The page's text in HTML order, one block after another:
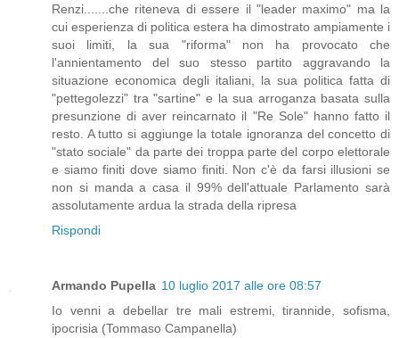
Renzi.......che riteneva di essere il "leader maximo" ma la
cui esperienza di politica estera ha dimostrato ampiamente i
suoi limiti, la sua "riforma" non ha provocato che
l'annientamento del suo stesso partito aggravando la
situazione economica degli italiani, la sua politica fatta di
"pettegolezzi" tra "sartine" e la sua arroganza basata sulla
presunzione di aver reincarnato il "Re Sole" hanno fatto il
resto. A tutto si aggiunge la totale ignoranza del concetto di
"stato sociale" da parte dei troppa parte del corpo elettorale
e siamo finiti dove siamo finiti. Non c'è da farsi illusioni se
non si manda a casa il 99% dell'attuale Parlamento sarà
assolutamente ardua la strada della ripresa
Rispondi
Armando Pupella 10 luglio 2017 alle ore 08:57
Io venni a debellar tre mali estremi, tirannide, sofisma,
ipocrisia (Tommaso Campanella)